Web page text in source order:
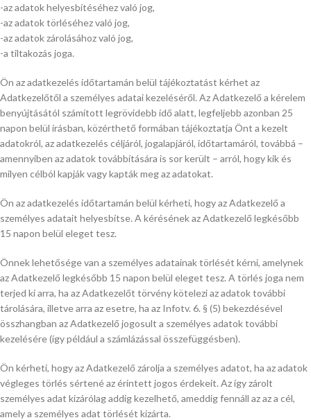
-az adatok helyesbítéséhez való jog,
-az adatok törléséhez való jog,
-az adatok zárolásához való jog,
-a tiltakozás joga.
Ön az adatkezelés időtartamán belül tájékoztatást kérhet az
Adatkezelőtől a személyes adatai kezeléséről. Az Adatkezelő a kérelem
benyújtásától számított legrövidebb idő alatt, legfeljebb azonban 25
napon belül írásban, közérthető formában tájékoztatja Önt a kezelt
adatokról, az adatkezelés céljáról, jogalapjáról, időtartamáról, továbbá –
amennyiben az adatok továbbítására is sor került – arról, hogy kik és
milyen célból kapják vagy kapták meg az adatokat.
Ön az adatkezelés időtartamán belül kérheti, hogy az Adatkezelő a
személyes adatait helyesbítse. A kérésének az Adatkezelő legkésőbb
15 napon belül eleget tesz.
Önnek lehetősége van a személyes adatainak törlését kérni, amelynek
az Adatkezelő legkésőbb 15 napon belül eleget tesz. A törlés joga nem
terjed ki arra, ha az Adatkezelőt törvény kötelezi az adatok további
tárolására, illetve arra az esetre, ha az Infotv. 6. § (5) bekezdésével
összhangban az Adatkezelő jogosult a személyes adatok további
kezelésére (így például a számlázással összefüggésben).
Ön kérheti, hogy az Adatkezelő zárolja a személyes adatot, ha az adatok
végleges törlés sértené az érintett jogos érdekeit. Az így zárolt
személyes adat kizárólag addig kezelhető, ameddig fennáll az az a cél,
amely a személyes adat törlését kizárta.